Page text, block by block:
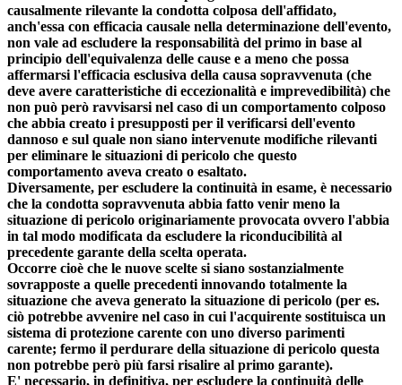
causalmente rilevante la condotta colposa dell'affidato,
anch'essa con efficacia causale nella determinazione dell'evento,
non vale ad escludere la responsabilità del primo in base al
principio dell'equivalenza delle cause e a meno che possa
affermarsi l'efficacia esclusiva della causa sopravvenuta (che
deve avere caratteristiche di eccezionalità e imprevedibilità) che
non può però ravvisarsi nel caso di un comportamento colposo
che abbia creato i presupposti per il verificarsi dell'evento
dannoso e sul quale non siano intervenute modifiche rilevanti
per eliminare le situazioni di pericolo che questo
comportamento aveva creato o esaltato.
Diversamente, per escludere la continuità in esame, è necessario
che la condotta sopravvenuta abbia fatto venir meno la
situazione di pericolo originariamente provocata ovvero l'abbia
in tal modo modificata da escludere la riconducibilità al
precedente garante della scelta operata.
Occorre cioè che le nuove scelte si siano sostanzialmente
sovrapposte a quelle precedenti innovando totalmente la
situazione che aveva generato la situazione di pericolo (per es.
ciò potrebbe avvenire nel caso in cui l'acquirente sostituisca un
sistema di protezione carente con uno diverso parimenti
carente; fermo il perdurare della situazione di pericolo questa
non potrebbe però più farsi risalire al primo garante).
E' necessario, in definitiva, per escludere la continuità delle